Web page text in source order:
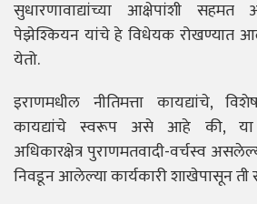
सुधारणावाद्यांच्या आक्षेपांशी
पेझेश्कियन यांचे हे विधेयक रोखण्यात
येतो.
इराणमधील नीतिमत्ता कायद्यांचे,
कायद्यांचे स्वरूप असे आहे की, या
अधिकारक्षेत्र पुराणमतवादी-वर्चस्व
निवडून आलेल्या कार्यकारी शाखेपासून ती